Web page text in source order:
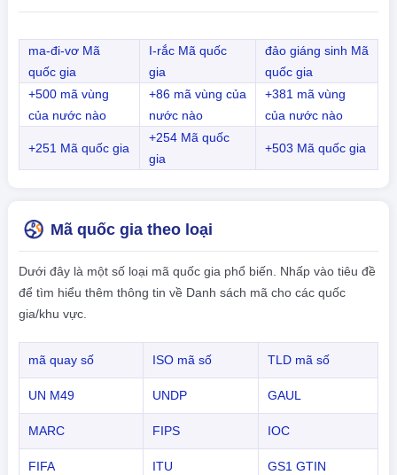
ma-đi-vơ Mã
quốc gia
I-rắc Mã quốc
gia
đảo giáng sinh Mã
quốc gia
+500 mã vùng
của nước nào
+86 mã vùng của
nước nào
+381 mã vùng
của nước nào
+251 Mã quốc gia
+254 Mã quốc
gia
+503 Mã quốc gia
Mã quốc gia theo loại
Dưới đây là một số loại mã quốc gia phổ biến. Nhấp vào tiêu đề
để tìm hiểu thêm thông tin về Danh sách mã cho các quốc
gia/khu vực.
mã quay số ISO mã số TLD mã số
UN M49 UNDP GAUL
MARC FIPS IOC
FIFA ITU GS1 GTIN